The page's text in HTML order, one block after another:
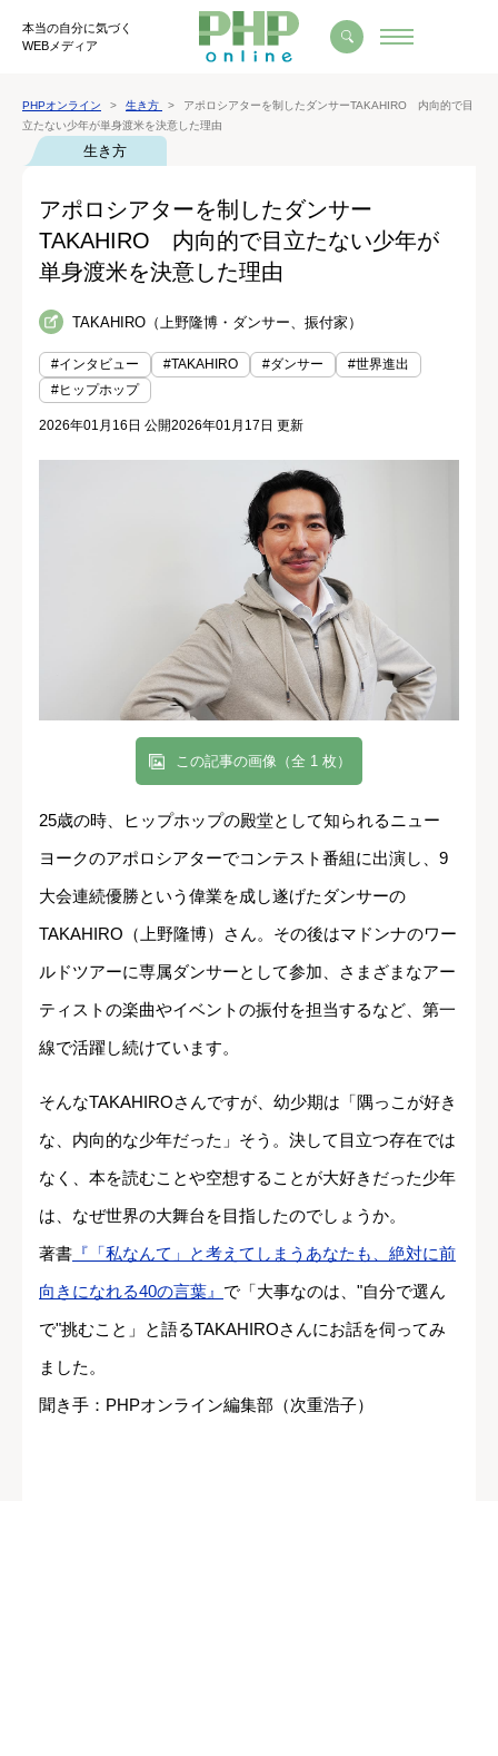
本当の自分に気づく
WEBメディア
PHPオンライン 生き方
アポロシアターを制したダンサーTAKAHIRO 内向的で目
立たない少年が単身渡米を決意した理由
生き方
アポロシアターを制したダンサー
TAKAHIRO 内向的で目立たない少年が
単身渡米を決意した理由
TAKAHIRO（上野隆博・ダンサー、振付家）
#インタビュー #TAKAHIRO #ダンサー
#世界進出
#ヒップホップ
2026年01月16日 公開2026年01月17日 更新
この記事の画像（全 1 枚）
25歳の時、ヒップホップの殿堂として知られるニュー
ヨークのアポロシアターでコンテスト番組に出演し、9
大会連続優勝という偉業を成し遂げたダンサーの
TAKAHIRO（上野隆博）さん。その後はマドンナのワー
ルドツアーに専属ダンサーとして参加、さまざまなアー
ティストの楽曲やイベントの振付を担当するなど、第一
線で活躍し続けています。
そんなTAKAHIROさんですが、幼少期は「隅っこが好き
な、内向的な少年だった」そう。決して目立つ存在では
なく、本を読むことや空想することが大好きだった少年
は、なぜ世界の大舞台を目指したのでしょうか。
著書 『「私なんて」と考えてしまうあなたも、絶対に前
向きになれる40の言葉』 で「大事なのは、"自分で選ん
で"挑むこと」と語るTAKAHIROさんにお話を伺ってみ
ました。
聞き手：PHPオンライン編集部（次重浩子）